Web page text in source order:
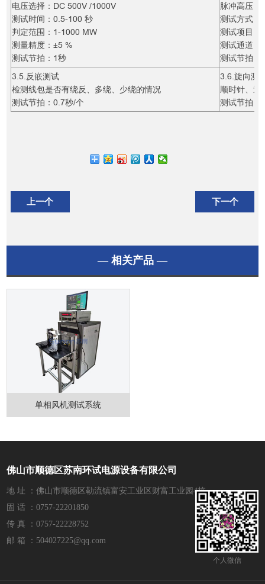
电压选择：DC 500V /1000V
测试时间：0.5-100 秒
判定范围：1-1000 MW
测量精度：±5 %
测试节拍：1秒
脉冲高压：
测试方式：
测试项目：
测试通道：
测试节拍：
3.5.反嵌测试
检测线包是否有绕反、多绕、少绕的情况
测试节拍：0.7秒/个
3.6.旋向测
顺时针、逆
测试节拍：
上一个 下一个
— 相关产品 —
单相风机测试系统
佛山市顺德区苏南环试电源设备有限公司
地 址 ：佛山市顺德区勒流镇富安工业区财富工业园4栋
固 话 ：0757-22201850
传 真 ：0757-22228752
邮 箱 ：504027225@qq.com
个人微信